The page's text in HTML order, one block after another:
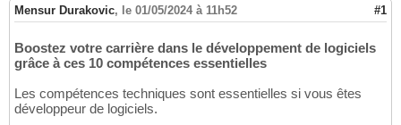
Mensur Durakovic, le 01/05/2024 à 11h52 #1
Boostez votre carrière dans le développement de logiciels
grâce à ces 10 compétences essentielles
Les compétences techniques sont essentielles si vous êtes
développeur de logiciels.